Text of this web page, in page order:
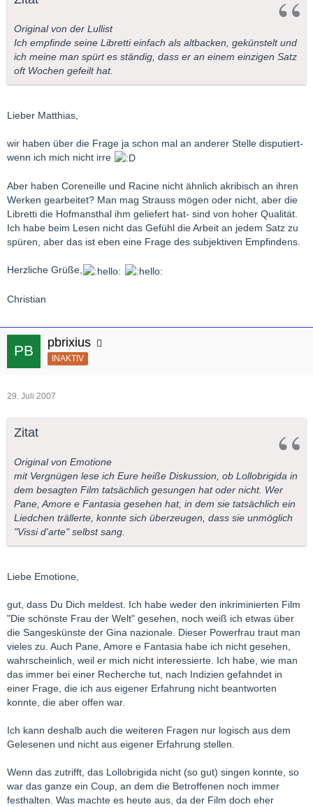
Original von der Lullist
Ich empfinde seine Libretti einfach als altbacken, gekünstelt und
ich meine man spürt es ständig, dass er an einem einzigen Satz
oft Wochen gefeilt hat.
Lieber Matthias,
wir haben über die Frage ja schon mal an anderer Stelle disputiert-
wenn ich mich nicht irre
Aber haben Coreneille und Racine nicht ähnlich akribisch an ihren
Werken gearbeitet? Man mag Strauss mögen oder nicht, aber die
Libretti die Hofmansthal ihm geliefert hat- sind von hoher Qualität.
Ich habe beim Lesen nicht das Gefühl die Arbeit an jedem Satz zu
spüren, aber das ist eben eine Frage des subjektiven Empfindens.
Herzliche Grüße,
Christian
pbrixius
INAKTIV
29. Juli 2007
Zitat
Original von Emotione
mit Vergnügen lese ich Eure heiße Diskussion, ob Lollobrigida in
dem besagten Film tatsächlich gesungen hat oder nicht. Wer
Pane, Amore e Fantasia gesehen hat, in dem sie tatsächlich ein
Liedchen trällerte, konnte sich überzeugen, dass sie unmöglich
"Vissi d'arte" selbst sang.
Liebe Emotione,
gut, dass Du Dich meldest. Ich habe weder den inkriminierten Film
"Die schönste Frau der Welt" gesehen, noch weiß ich etwas über
die Sangeskünste der Gina nazionale. Dieser Powerfrau traut man
vieles zu. Auch Pane, Amore e Fantasia habe ich nicht gesehen,
wahrscheinlich, weil er mich nicht interessierte. Ich habe, wie man
das immer bei einer Recherche tut, nach Indizien gefahndet in
einer Frage, die ich aus eigener Erfahrung nicht beantworten
konnte, die aber offen war.
Ich kann deshalb auch die weiteren Fragen nur logisch aus dem
Gelesenen und nicht aus eigener Erfahrung stellen.
Wenn das zutrifft, das Lollobrigida nicht (so gut) singen konnte, so
war das ganze ein Coup, an dem die Betroffenen noch immer
festhalten. Was machte es heute aus, da der Film doch eher